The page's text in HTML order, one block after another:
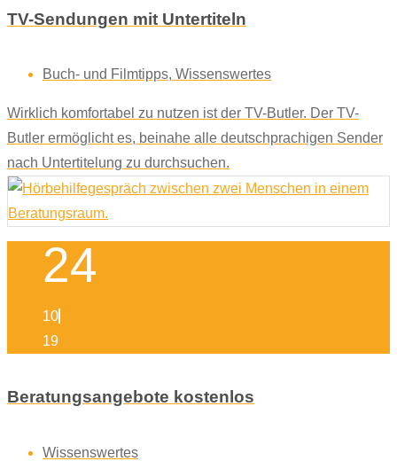
TV-Sendungen mit Untertiteln
Buch- und Filmtipps, Wissenswertes
Wirklich komfortabel zu nutzen ist der TV-Butler. Der TV-
Butler ermöglicht es, beinahe alle deutschprachigen Sender
nach Untertitelung zu durchsuchen.
24
10
19
Beratungsangebote kostenlos
Wissenswertes